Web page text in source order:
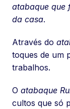
atabaque que
da casa.
Através do
toques de um
trabalhos.
O atabaque
cultos que só